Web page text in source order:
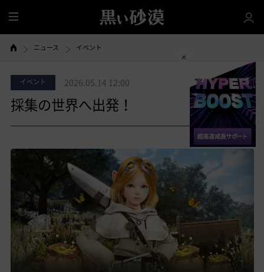
全
体
ニュース イベント
イベント 2026.05.14 12:00
採集の世界へ出発！
共有する